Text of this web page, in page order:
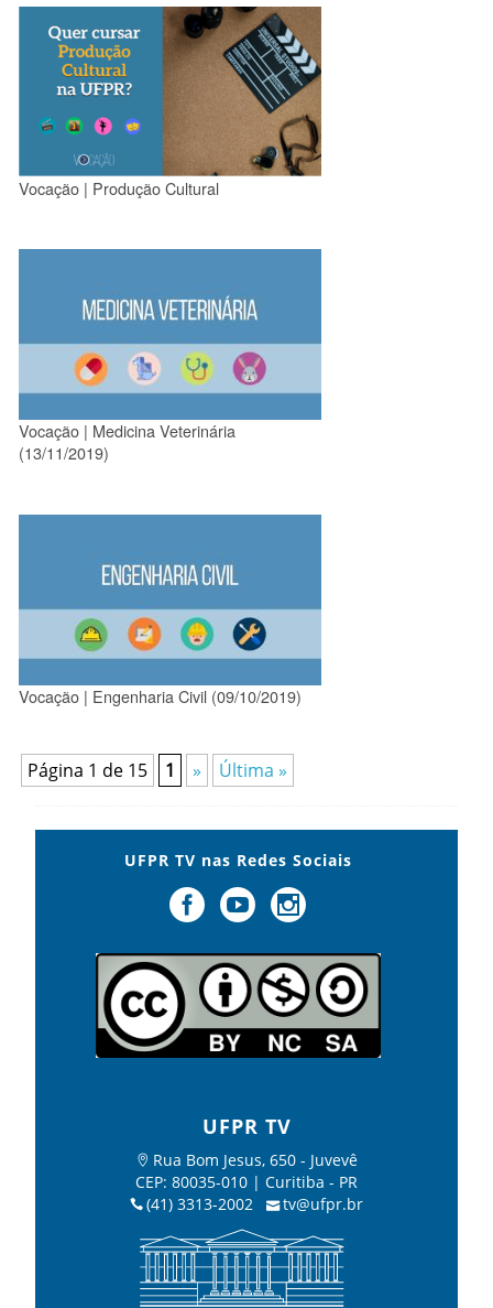
Vocação | Produção Cultural
Vocação | Medicina Veterinária
(13/11/2019)
Vocação | Engenharia Civil (09/10/2019)
Página 1 de 15 1 » Última »
UFPR TV nas Redes Sociais
UFPR TV
Rua Bom Jesus, 650 - Juvevê
CEP: 80035-010 | Curitiba - PR
(41) 3313-2002
tv@ufpr.br